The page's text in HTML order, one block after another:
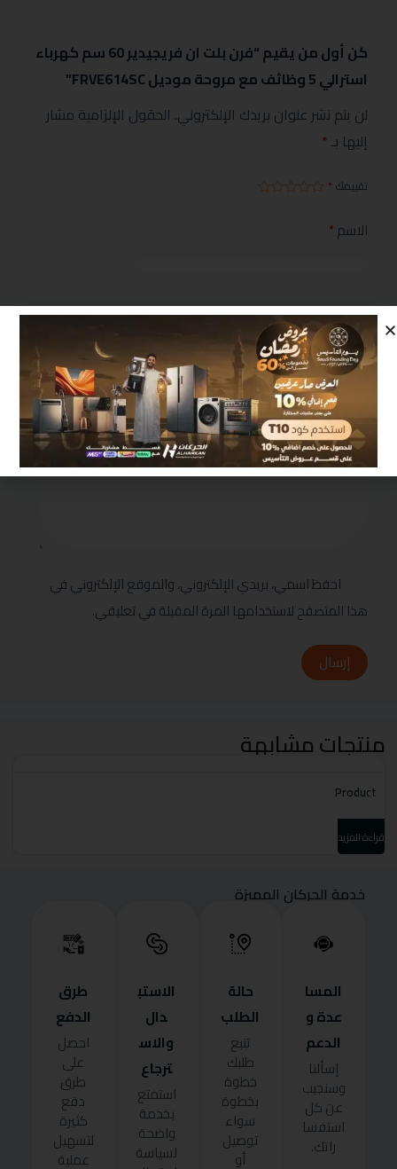
كن أول من يقيم “فرن بلت ان فريجيدير 60 سم كهرباء
استرالي 5 وظائف مع مروحة موديل FRVE614SC”
لن يتم نشر عنوان بريدك الإلكتروني. الحقول الإلزامية مشار
إليها بـ*
تقييمك *
الاسم*
البريد الإلكتروني*
مراجعتك*
احفظ اسمي، بريدي الإلكتروني، والموقع الإلكتروني في
هذا المتصفح لاستخدامها المرة المقبلة في تعليقي.
إرسال
منتجات مشابهة
Product
قراءة المزيد
خدمة الحركان المميزة
المسا
عدة و
الدعم
إسألنا
وسنجيب
عن كل
استفسا
راتك.
حالة
الطلب
تتبع
طلبك
خطوة
بخطوة
سواء
توصيل
أو
الاستب
دال
والاس
ترجاع
استمتع
بخدمة
واضحة
لسياسة
طرق
الدفع
احصل
على
طرق
دفع
كثيرة
لتسهيل
عملية